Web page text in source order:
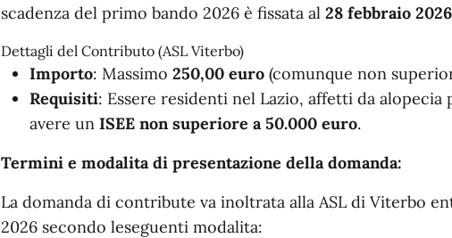
scadenza del primo bando 2026 è fissata al 28 febbraio
Dettagli del Contributo (ASL Viterbo)
Importo: Massimo 250,00 euro(comunque non
Requisiti: Essere residenti nel Lazio, affetti da
avere un ISEE non superiore a 50.000 euro.
Termini e modalita di presentazione della domanda:
La domanda di contribute va inoltrata alla ASL di Viterbo
2026 secondo leseguenti modalita: